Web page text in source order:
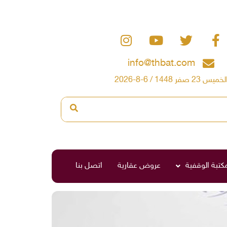
info@thbat.com
23 صفر 1448 / 6-8-2026
الوقفية عروض عقارية اتصل بنا